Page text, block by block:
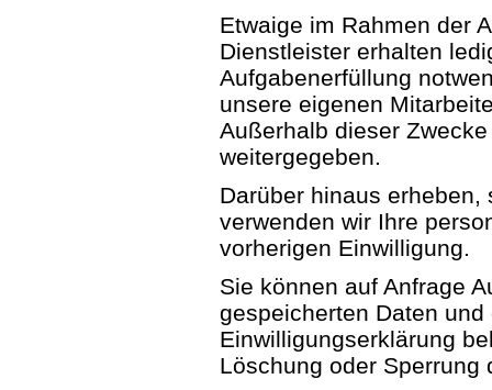
Etwaige im Rahmen der
Dienstleister erhalten
Aufgabenerfüllung
unsere eigenen
Außerhalb dieser
weitergegeben.
Darüber hinaus
verwenden wir Ihre
vorherigen Einwilligung.
Sie können auf Anfrage
gespeicherten Daten
Einwilligungserklärung
Löschung oder Sperrung